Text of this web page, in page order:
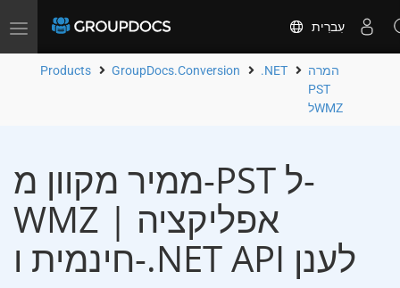
Toggle
עִברִית
Products GroupDocs.Conversion .NET
המרה
PST
לWMZ
ממיר מקוון מ-PST ל-
WMZ | אפליקציה
חינמית ו-.NET API לענן